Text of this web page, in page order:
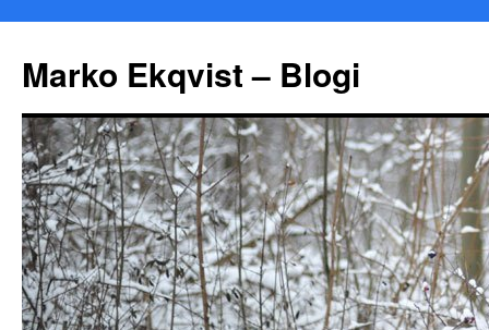
Marko Ekqvist – Blogi